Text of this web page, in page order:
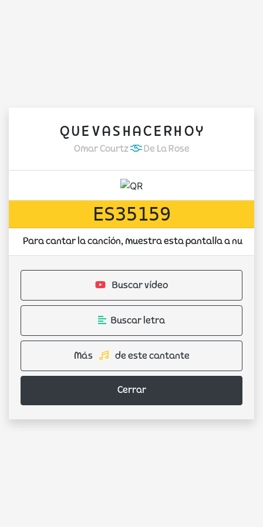
Q U E V A S H A C E R H O Y
Omar Courtz De La Rose
ES35159
Para cantar la canción, muestra esta pantalla a
Buscar vídeo
Buscar letra
Más de este cantante
Cerrar